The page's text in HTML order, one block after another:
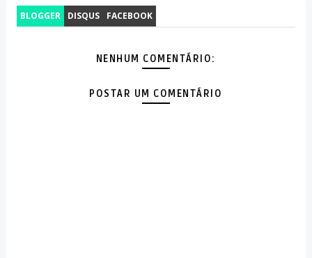
BLOGGER DISQUS FACEBOOK
NENHUM COMENTÁRIO:
POSTAR UM COMENTÁRIO